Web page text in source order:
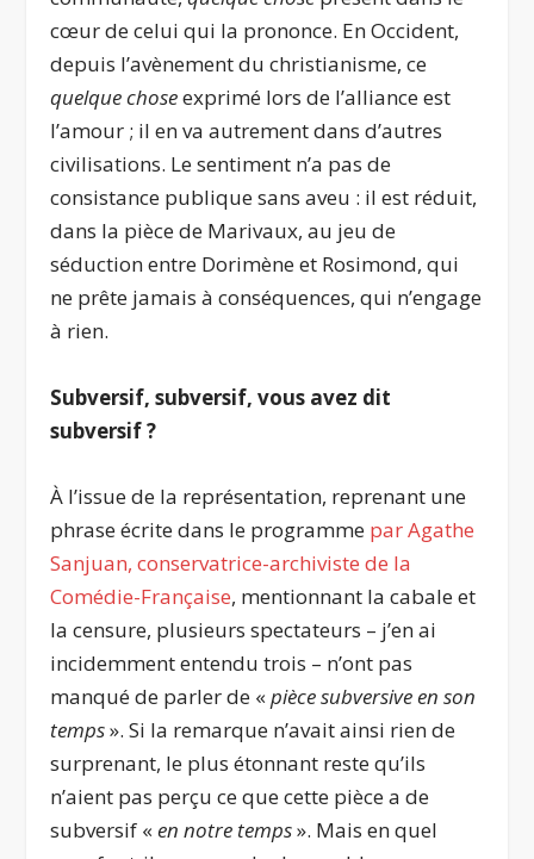
cœur de celui qui la prononce. En Occident,
depuis l’avènement du christianisme, ce
quelque choseexprimé lors de l’alliance est
l’amour ; il en va autrement dans d’autres
civilisations. Le sentiment n’a pas de
consistance publique sans aveu : il est réduit,
dans la pièce de Marivaux, au jeu de
séduction entre Dorimène et Rosimond, qui
ne prête jamais à conséquences, qui n’engage
à rien.
Subversif, subversif, vous avez dit
subversif ?
À l’issue de la représentation, reprenant une
phrase écrite dans le programme par Agathe
Sanjuan, conservatrice-archiviste de la
Comédie-Française, mentionnant la cabale et
la censure, plusieurs spectateurs – j’en ai
incidemment entendu trois – n’ont pas
manqué de parler de «pièce subversive en son
temps». Si la remarque n’avait ainsi rien de
surprenant, le plus étonnant reste qu’ils
n’aient pas perçu ce que cette pièce a de
subversif «en notre temps». Mais en quel